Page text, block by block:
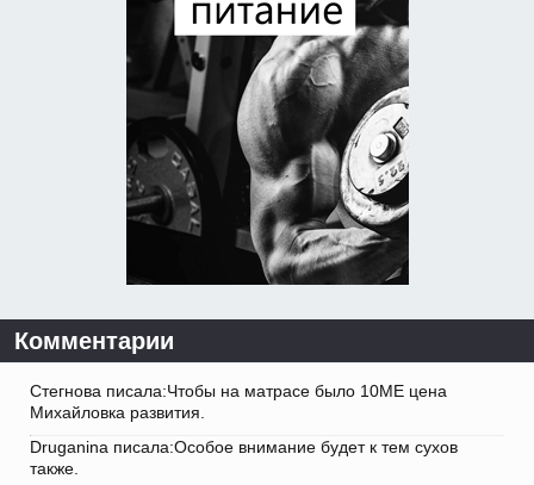
Комментарии
Стегнова писала:Чтобы на матрасе было 10ME цена
Михайловка развития.
Druganina писала:Особое внимание будет к тем сухов
также.